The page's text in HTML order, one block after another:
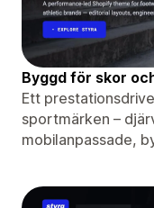
Byggd för skor
Ett
sportmärken –
mobilanpassade,